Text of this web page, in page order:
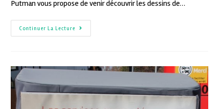
Putman vous propose de venir découvrir les dessins de…
Continuer La Lecture